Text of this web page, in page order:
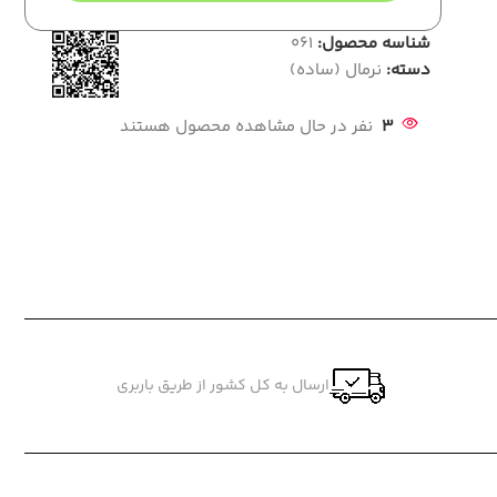
شناسه محصول: 061
دسته: نرمال (ساده)
3 نفر در حال مشاهده محصول هستند
ارسال به کل کشور از طریق باربری